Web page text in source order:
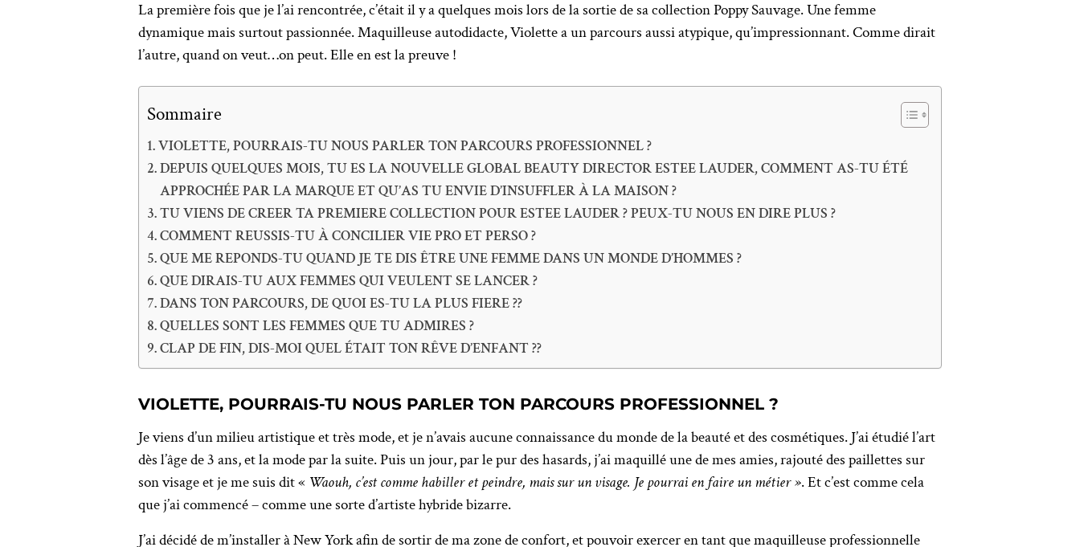
La première fois que je l’ai rencontrée, c’était il y a quelques mois lors de la sortie de sa collection Poppy Sauvage. Une femme
dynamique mais surtout passionnée. Maquilleuse autodidacte, Violette a un parcours aussi atypique, qu’impressionnant. Comme dirait
l’autre, quand on veut…on peut. Elle en est la preuve !
Sommaire
VIOLETTE, POURRAIS-TU NOUS PARLER TON PARCOURS PROFESSIONNEL ?
DEPUIS QUELQUES MOIS, TU ES LA NOUVELLE GLOBAL BEAUTY DIRECTOR ESTEE LAUDER, COMMENT AS-TU ÉTÉ
APPROCHÉE PAR LA MARQUE ET QU’AS TU ENVIE D’INSUFFLER À LA MAISON ?
TU VIENS DE CREER TA PREMIERE COLLECTION POUR ESTEE LAUDER ? PEUX-TU NOUS EN DIRE PLUS ?
COMMENT REUSSIS-TU À CONCILIER VIE PRO ET PERSO ?
QUE ME REPONDS-TU QUAND JE TE DIS ÊTRE UNE FEMME DANS UN MONDE D’HOMMES ?
QUE DIRAIS-TU AUX FEMMES QUI VEULENT SE LANCER ?
DANS TON PARCOURS, DE QUOI ES-TU LA PLUS FIERE ??
QUELLES SONT LES FEMMES QUE TU ADMIRES ?
CLAP DE FIN, DIS-MOI QUEL ÉTAIT TON RÊVE D’ENFANT ??
VIOLETTE, POURRAIS-TU NOUS PARLER TON PARCOURS PROFESSIONNEL ?
Je viens d’un milieu artistique et très mode, et je n’avais aucune connaissance du monde de la beauté et des cosmétiques. J’ai étudié l’art
dès l’âge de 3 ans, et la mode par la suite. Puis un jour, par le pur des hasards, j’ai maquillé une de mes amies, rajouté des paillettes sur
son visage et je me suis dit « Waouh, c’est comme habiller et peindre, mais sur un visage. Je pourrai en faire un métier ». Et c’est comme cela
que j’ai commencé – comme une sorte d’artiste hybride bizarre.
J’ai décidé de m’installer à New York afin de sortir de ma zone de confort, et pouvoir exercer en tant que maquilleuse professionnelle